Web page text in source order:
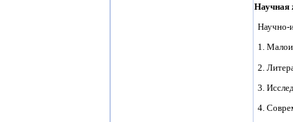
Научная
Научно-
1.
2.
3.
4.